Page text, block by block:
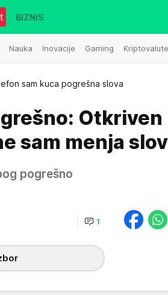
Nauka Inovacije Gaming Kriptovalute
BIZNIS
sam kuca pogrešna slova
Otkriven
sam menja
pogrešno
1